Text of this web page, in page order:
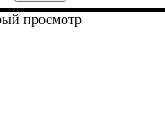
просмотр